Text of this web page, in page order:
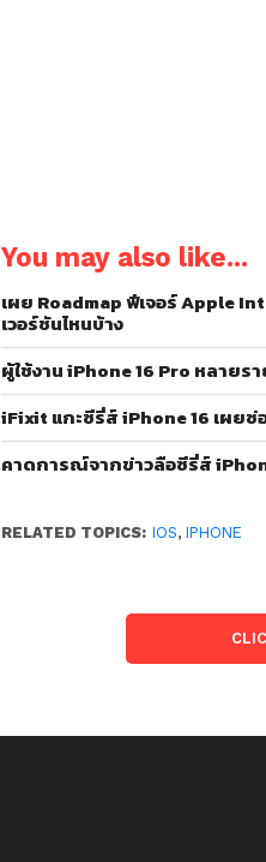
You may also like...
เผย Roadmap ฟีเจอร์ Apple
เวอร์ชันไหนบ้าง
ผู้ใช้งาน iPhone 16 Pro หลาย
iFixit แกะซีรี่ส์ iPhone 16 เผยซ่
คาดการณ์จากข่าวลือซีรี่ส์
RELATED TOPICS: IOS,IPHONE